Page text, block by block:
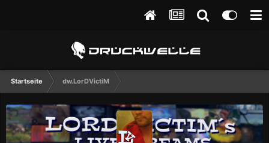
Startseite dw.LorDVictiM